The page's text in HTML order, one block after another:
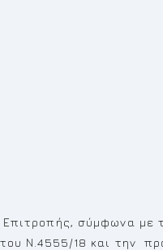
Επιτροπής, σύμφωνα με
Ν.4555/18 και την